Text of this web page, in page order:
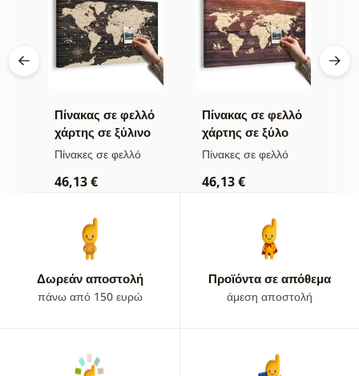
Πίνακας σε φελλό
χάρτης σε ξύλινο
φόντο
Πίνακες σε φελλό
46,13 €
Πίνακας σε φελλό
χάρτης σε ξύλο
Πίνακες σε φελλό
46,13 €
Δωρεάν αποστολή
πάνω από 150 ευρώ
Προϊόντα σε απόθεμα
άμεση αποστολή